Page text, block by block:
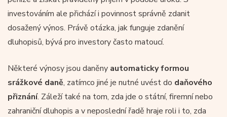
investováním ale přichází i povinnost správně zdanit
dosažený výnos. Právě otázka, jak funguje zdanění
dluhopisů, bývá pro investory často matoucí.
Některé výnosy jsou daněny automaticky formou
srážkové daně, zatímco jiné je nutné uvést do daňového
přiznání. Záleží také na tom, zda jde o státní, firemní nebo
zahraniční dluhopis a v neposlední řadě hraje roli i to, zda